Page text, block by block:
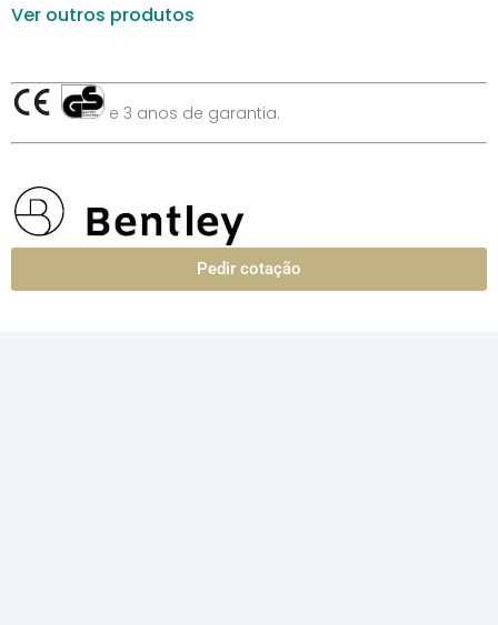
Ver outros produtos
e 3 anos de garantia.
Pedir cotação